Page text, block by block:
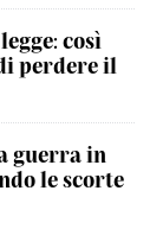
così
perdere il
guerra in
le scorte